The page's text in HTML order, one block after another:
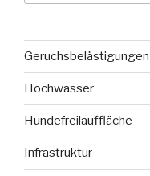
Geruchsbelästigungen
Hochwasser
Hundefreilauffläche
Infrastruktur